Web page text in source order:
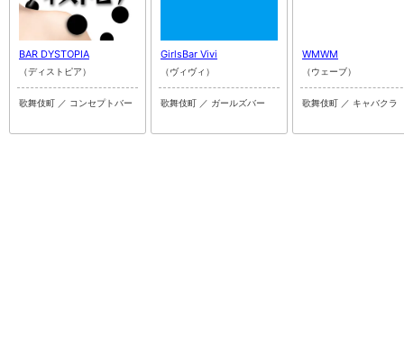
BAR DYSTOPIA
（ディストピア）
歌舞伎町 ／ コンセプトバー
GirlsBar Vivi
（ヴィヴィ）
歌舞伎町 ／ ガールズバー
WMWM
（ウェーブ）
歌舞伎町 ／ キャバクラ